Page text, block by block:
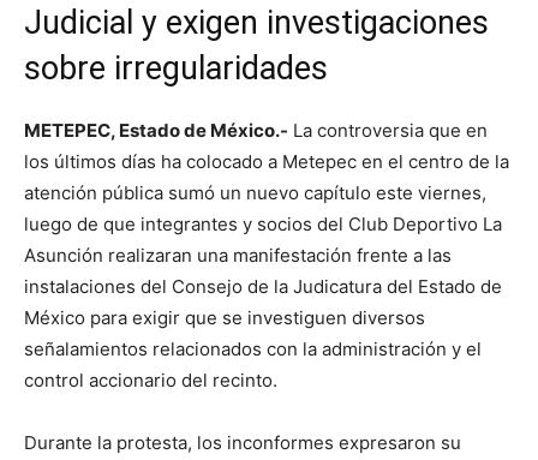
Judicial y exigen investigaciones
sobre irregularidades
METEPEC, Estado de México.- La controversia que en
los últimos días ha colocado a Metepec en el centro de la
atención pública sumó un nuevo capítulo este viernes,
luego de que integrantes y socios del Club Deportivo La
Asunción realizaran una manifestación frente a las
instalaciones del Consejo de la Judicatura del Estado de
México para exigir que se investiguen diversos
señalamientos relacionados con la administración y el
control accionario del recinto.
Durante la protesta, los inconformes expresaron su